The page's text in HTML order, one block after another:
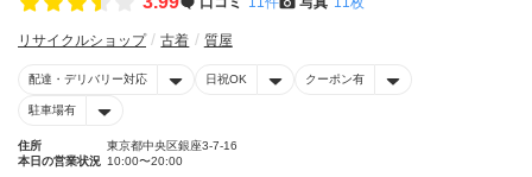
リサイクルショップ 古着 質屋
配達・デリバリー対応 日祝OK クーポン有
駐車場有
住所
東京都中央区銀座3-7-16
本日の営業状況 10:00〜20:00